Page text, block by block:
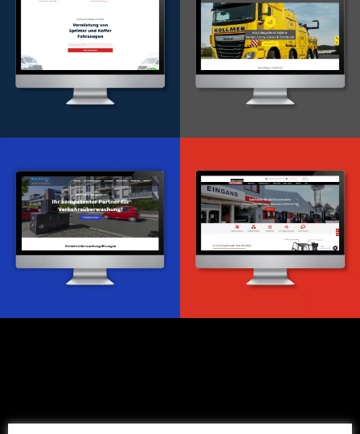
WordPress Entwicklung
Webdesign & -entwicklung